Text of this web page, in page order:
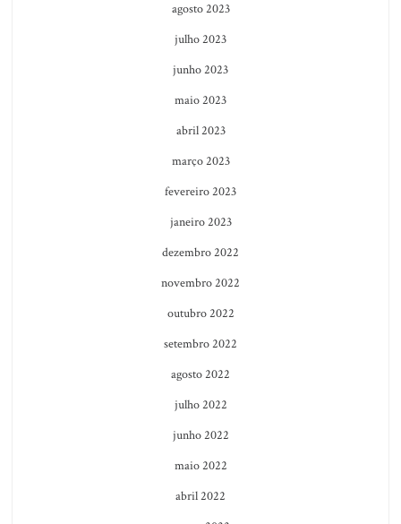
agosto 2023
julho 2023
junho 2023
maio 2023
abril 2023
março 2023
fevereiro 2023
janeiro 2023
dezembro 2022
novembro 2022
outubro 2022
setembro 2022
agosto 2022
julho 2022
junho 2022
maio 2022
abril 2022